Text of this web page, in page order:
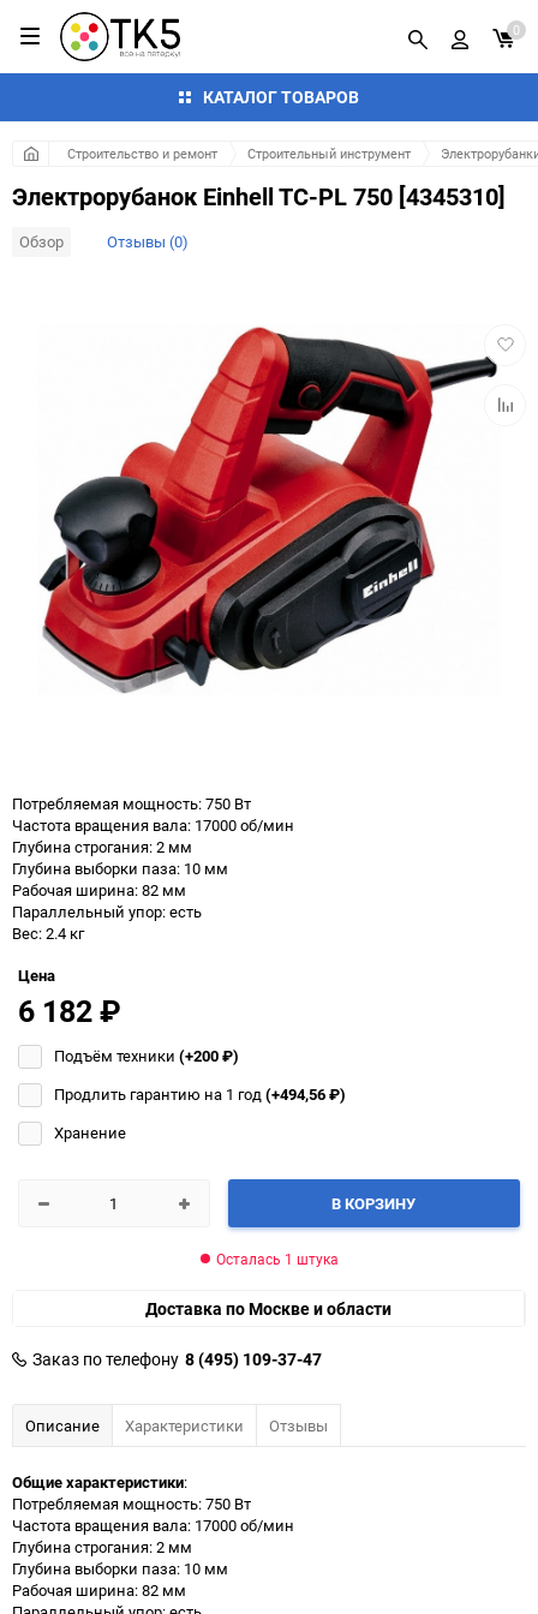
КАТАЛОГ ТОВАРОВ
0
Строительство и ремонт Строительный инструмент
Электрорубанок Einhell TC-PL 750 [4345310]
Обзор Отзывы (0)
в
Потребляемая мощность: 750 Вт
Частота вращения вала: 17000 об/мин
Глубина строгания: 2 мм
Глубина выборки паза: 10 мм
Рабочая ширина: 82 мм
Параллельный упор: есть
Вес: 2.4 кг
Цена
6 182₽
Подъём техники (+200₽)
Продлить гарантию на 1 год(+494,56₽)
Хранение
В КОРЗИНУ
Осталась 1 штука
Доставка по Москве и области
Заказ по телефону 8 (495) 109-37-47
Описание Характеристики Отзывы
Общие характеристики:
Потребляемая мощность: 750 Вт
Частота вращения вала: 17000 об/мин
Глубина строгания: 2 мм
Глубина выборки паза: 10 мм
Рабочая ширина: 82 мм